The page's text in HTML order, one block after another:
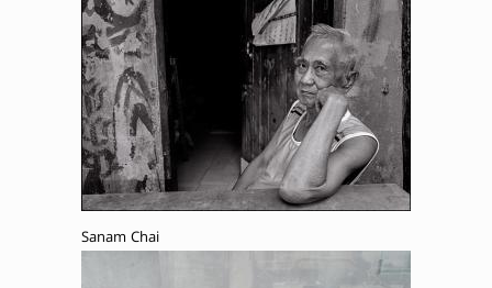
Sanam Chai